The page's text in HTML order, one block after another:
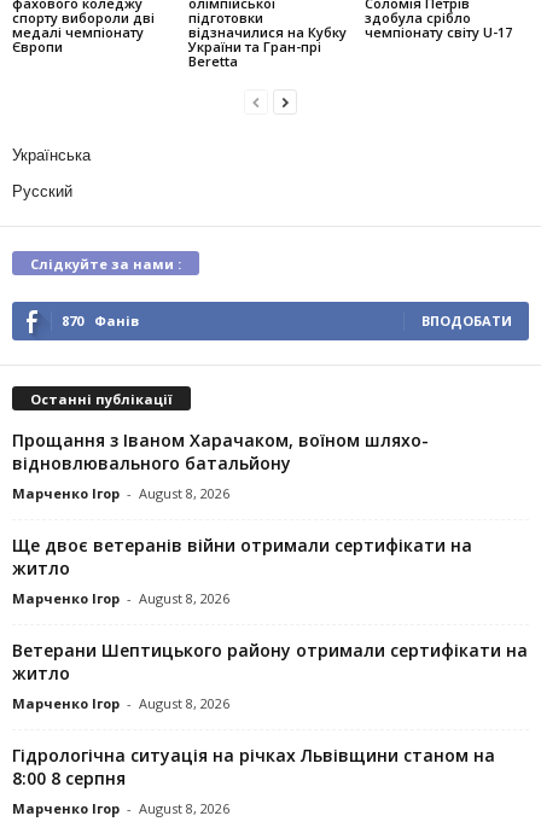
спорту вибороли дві
медалі чемпіонату
Європи
підготовки
відзначилися на Кубку
України та Гран-прі
Beretta
здобула срібло
чемпіонату світу U-17
Українська
Русский
Слідкуйте за нами :
870 Фанів ВПОДОБАТИ
Останні публікації
Прощання з Іваном Харачаком, воїном шляхо-
відновлювального батальйону
Марченко Ігор - August 8, 2026
Ще двоє ветеранів війни отримали сертифікати на
житло
Марченко Ігор - August 8, 2026
Ветерани Шептицького району отримали сертифікати на
житло
Марченко Ігор - August 8, 2026
Гідрологічна ситуація на річках Львівщини станом на
8:00 8 серпня
Марченко Ігор - August 8, 2026